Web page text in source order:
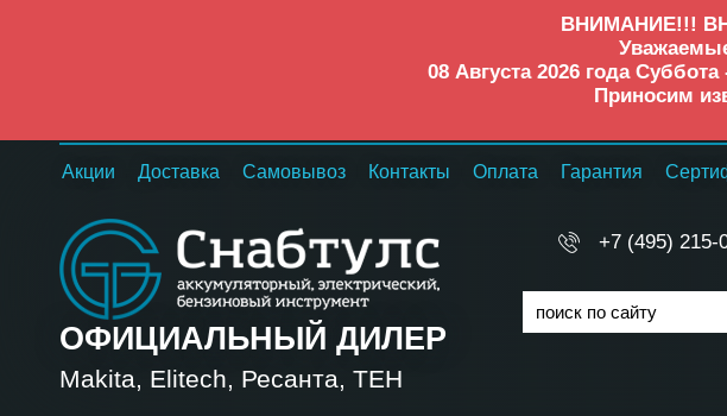
ВНИМАНИЕ!!!
08 Августа 2026 года
Приносим
Акции Доставка Самовывоз Контакты Оплата Гарантия
ОФИЦИАЛЬНЫЙ ДИЛЕР
Makita, Elitech, Ресанта, TEH
+7 (495) 215-